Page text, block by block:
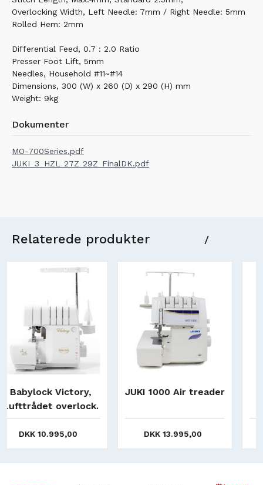
Overlocking Width, Left Needle: 7mm / Right Needle: 5mm
Rolled Hem: 2mm
Differential Feed, 0.7 : 2.0 Ratio
Presser Foot Lift, 5mm
Needles, Household #11~#14
Dimensions, 300 (W) x 260 (D) x 290 (H) mm
Weight: 9kg
Dokumenter
MO-700Series.pdf
JUKI_3_HZL_27Z_29Z_FinalDK.pdf
Relaterede produkter /
JUKI 1000 Air treader
DKK 13.995,00
Juki mo 214 -
DKK 7.995,00